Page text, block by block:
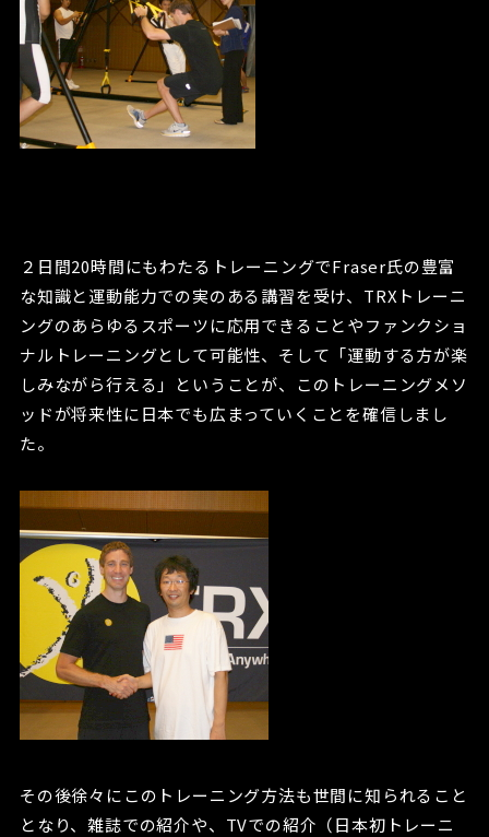
２日間20時間にもわたるトレーニングでFraser氏の豊富
な知識と運動能力での実のある講習を受け、TRXトレーニ
ングのあらゆるスポーツに応用できることやファンクショ
ナルトレーニングとして可能性、そして「運動する方が楽
しみながら行える」ということが、このトレーニングメソ
ッドが将来性に日本でも広まっていくことを確信しまし
た。
その後徐々にこのトレーニング方法も世間に知られること
となり、雑誌での紹介や、TVでの紹介（日本初トレーニ